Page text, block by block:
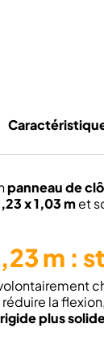
panneau de
x 1,03 met
m :
la
plus